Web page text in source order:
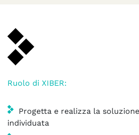
Ruolo di XIBER:
Progetta e realizza la
individuata